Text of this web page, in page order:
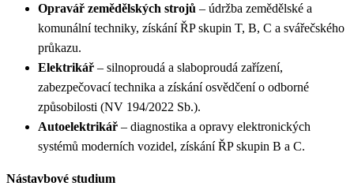
Opravář zemědělských strojů – údržba zemědělské a
komunální techniky, získání ŘP skupin T, B, C a svářečského
průkazu.
Elektrikář – silnoproudá a slaboproudá zařízení,
zabezpečovací technika a získání osvědčení o odborné
způsobilosti (NV 194/2022 Sb.).
Autoelektrikář – diagnostika a opravy elektronických
systémů moderních vozidel, získání ŘP skupin B a C.
Nástavbové studium